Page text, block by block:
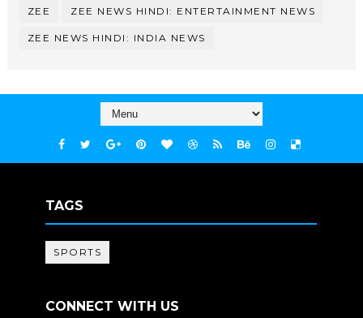
ZEE ZEE NEWS HINDI: ENTERTAINMENT NEWS
ZEE NEWS HINDI: INDIA NEWS
TAGS
SPORTS
CONNECT WITH US